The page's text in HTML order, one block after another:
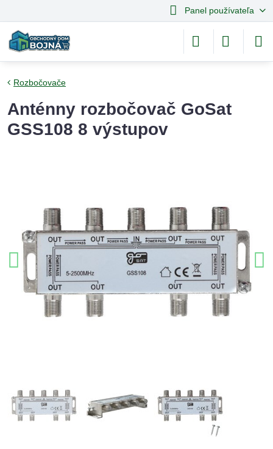
Panel používateľa
Rozbočovače
Anténny rozbočovač GoSat
GSS108 8 výstupov